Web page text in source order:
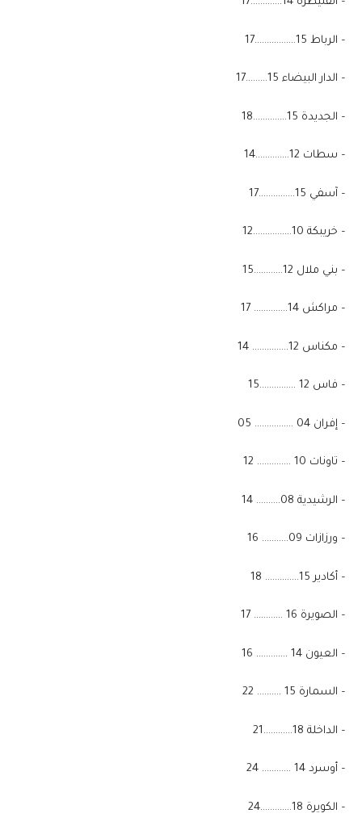
– الرباط 15……………..17
– الدار البيضاء 15………17
– الجديدة 15…………..18
– سطات 12…………..14
– آسفي 15……………17
– خريبكة 10…………….12
– بني ملال 12…………15
– مراكش 14………….. 17
– مكناس 12…………… 14
– فاس 12 ……………15
– إفران 04 ……………. 05
– تاونات 10 ………….. 12
– الرشيدية 08………. 14
– ورزازات 09……….. 16
– أكادير 15………….. 18
– الصويرة 16 ………… 17
– العيون 14 …………. 16
– السمارة 15 ………. 22
– الداخلة 18…………21
– أوسرد 14 ………… 24
– الكويرة 18………….24